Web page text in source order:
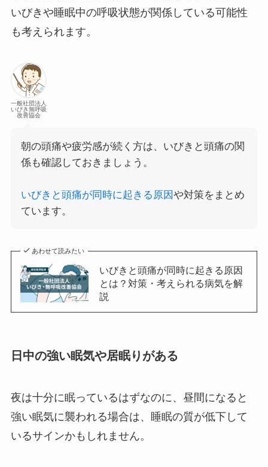
いびきや睡眠中の呼吸状態が関係している可能性
も考えられます。
一般社団法人
いびき無呼吸
改善協会
朝の頭痛や疲労感が続く方は、いびきと頭痛の関
係も確認しておきましょう。
いびきと頭痛が同時に起きる原因や対策をまとめ
ています。
あわせて読みたい
いびきと頭痛が同時に起きる原因
とは？対策・考えられる病気を解
説
日中の強い眠気や居眠りがある
夜は十分に眠っているはずなのに、昼間になると
強い眠気に襲われる場合は、睡眠の質が低下して
いるサインかもしれません。